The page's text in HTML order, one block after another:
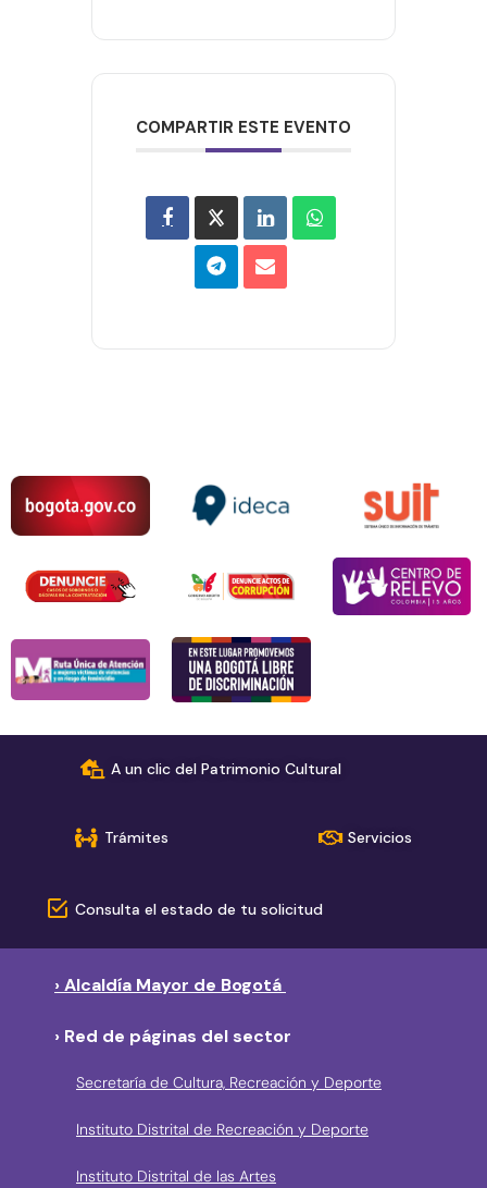
COMPARTIR ESTE EVENTO
A un clic del Patrimonio Cultural
Trámites Servicios
Consulta el estado de tu solicitud
› Alcaldía Mayor de Bogotá
› Red de páginas del sector
Secretaría de Cultura, Recreación y Deporte
Instituto Distrital de Recreación y Deporte
Instituto Distrital de las Artes